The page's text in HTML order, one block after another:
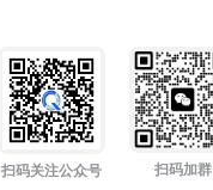
扫码关注公众号 扫码加群